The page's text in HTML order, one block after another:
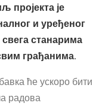
пројекта је
и уређеног
станарима
грађанима.
ће ускоро бити
радова